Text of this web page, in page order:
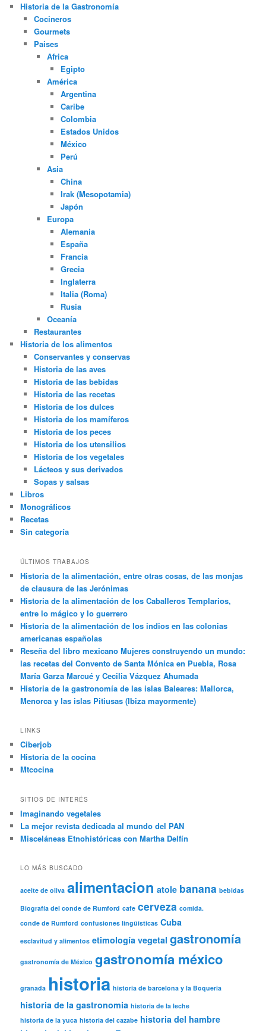
Historia de la Gastronomía
Cocineros
Gourmets
Paises
Africa
Egipto
América
Argentina
Caribe
Colombia
Estados Unidos
México
Perú
Asia
China
Irak (Mesopotamia)
Japón
Europa
Alemania
España
Francia
Grecia
Inglaterra
Italia (Roma)
Rusia
Oceanía
Restaurantes
Historia de los alimentos
Conservantes y conservas
Historia de las aves
Historia de las bebidas
Historia de las recetas
Historia de los dulces
Historia de los mamíferos
Historia de los peces
Historia de los utensilios
Historia de los vegetales
Lácteos y sus derivados
Sopas y salsas
Libros
Monográficos
Recetas
Sin categoría
ÚLTIMOS TRABAJOS
Historia de la alimentación, entre otras cosas, de las monjas
de clausura de las Jerónimas
Historia de la alimentación de los Caballeros Templarios,
entre lo mágico y lo guerrero
Historia de la alimentación de los indios en las colonias
americanas españolas
Reseña del libro mexicano Mujeres construyendo un mundo:
las recetas del Convento de Santa Mónica en Puebla, Rosa
María Garza Marcué y Cecilia Vázquez Ahumada
Historia de la gastronomía de las islas Baleares: Mallorca,
Menorca y las islas Pitiusas (Ibiza mayormente)
LINKS
Ciberjob
Historia de la cocina
Mtcocina
SITIOS DE INTERÉS
Imaginando vegetales
La mejor revista dedicada al mundo del PAN
Misceláneas Etnohistóricas con Martha Delfín
LO MÁS BUSCADO
aceite de oliva alimentacion atole banana bebidas
Biografía del conde de Rumford cafe cerveza comida.
conde de Rumford confusiones lingüísticas Cuba
esclavitud y alimentos etimología vegetal gastronomía
gastronomía de México gastronomía méxico
granada historia historia de barcelona y la Boqueria
historia de la gastronomia historia de la leche
historia de la yuca historia del cazabe historia del hambre